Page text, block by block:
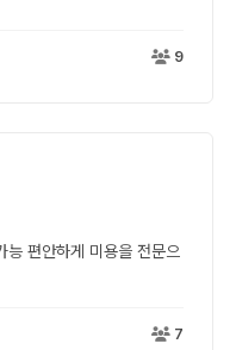
9
편안하게 미용을 전문으
7